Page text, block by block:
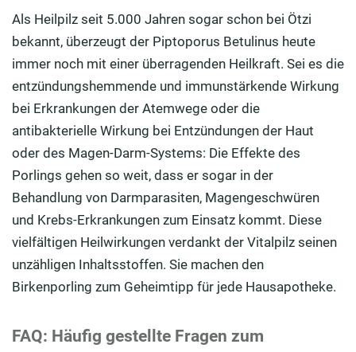
Als Heilpilz seit 5.000 Jahren sogar schon bei Ötzi
bekannt, überzeugt der Piptoporus Betulinus heute
immer noch mit einer überragenden Heilkraft. Sei es die
entzündungshemmende und immunstärkende Wirkung
bei Erkrankungen der Atemwege oder die
antibakterielle Wirkung bei Entzündungen der Haut
oder des Magen-Darm-Systems: Die Effekte des
Porlings gehen so weit, dass er sogar in der
Behandlung von Darmparasiten, Magengeschwüren
und Krebs-Erkrankungen zum Einsatz kommt. Diese
vielfältigen Heilwirkungen verdankt der Vitalpilz seinen
unzähligen Inhaltsstoffen. Sie machen den
Birkenporling zum Geheimtipp für jede Hausapotheke.
FAQ: Häufig gestellte Fragen zum